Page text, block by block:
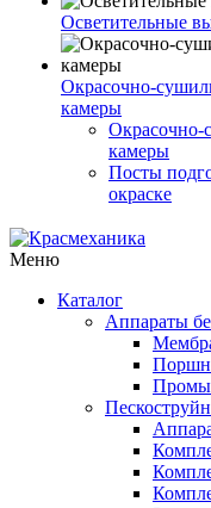
Осветительные
Окрасочно-
камеры
Окрасочно-
камеры
Посты
окраске
Меню
Каталог
Аппараты